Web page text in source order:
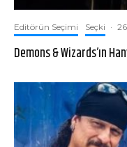
Editörün Seçimi Seçki ·
Demons & Wizards’ın